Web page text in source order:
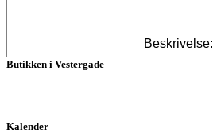
Beskrivelse:
Butikken i Vestergade
Kalender